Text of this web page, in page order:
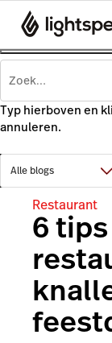
Typ hierboven en
annuleren.
Restaurant
6